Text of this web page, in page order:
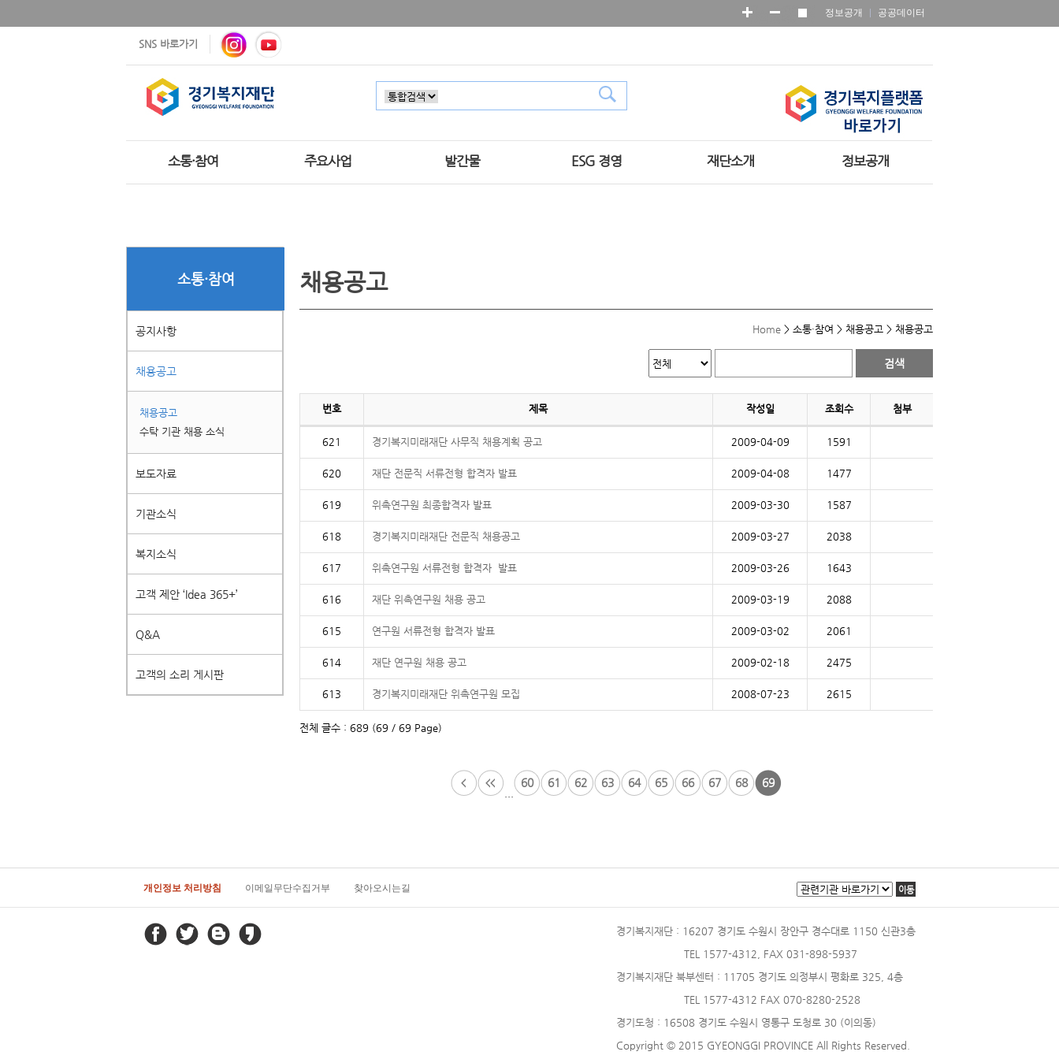
정보공개 공공데이터
SNS 바로가기
소통·참여 주요사업 발간물 ESG 경영 재단소개 정보공개
소통·참여
공지사항
채용공고
채용공고
수탁 기관 채용 소식
보도자료
기관소식
복지소식
고객 제안 ‘Idea 365+’
Q&A
고객의 소리 게시판
채용공고
Home > 소통·참여 > 채용공고 > 채용공고
번호 제목 작성일 조회수 첨부
621 경기복지미래재단 사무직 채용계획 공고 2009-04-09 1591
620 재단 전문직 서류전형 합격자 발표 2009-04-08 1477
619 위촉연구원 최종합격자 발표 2009-03-30 1587
618 경기복지미래재단 전문직 채용공고 2009-03-27 2038
617 위촉연구원 서류전형 합격자 발표 2009-03-26 1643
616 재단 위촉연구원 채용 공고 2009-03-19 2088
615 연구원 서류전형 합격자 발표 2009-03-02 2061
614 재단 연구원 채용 공고 2009-02-18 2475
613 경기복지미래재단 위촉연구원 모집 2008-07-23 2615
전체 글수 : 689 (69 / 69 Page)
60 61 62 63 64 65 66 67 68 69
개인정보 처리방침 이메일무단수집거부 찾아오시는길 이동
경기복지재단 : 16207 경기도 수원시 장안구 경수대로 1150 신관3층
TEL 1577-4312, FAX 031-898-5937
경기복지재단 북부센터 : 11705 경기도 의정부시 평화로 325, 4층
TEL 1577-4312 FAX 070-8280-2528
경기도청 : 16508 경기도 수원시 영통구 도청로 30 (이의동)
Copyright © 2015 GYEONGGI PROVINCE All Rights Reserved.